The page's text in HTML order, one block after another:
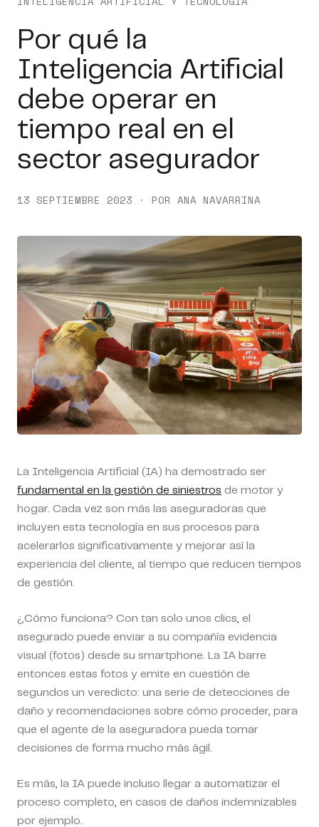
Por qué la
Inteligencia Artificial
debe operar en
tiempo real en el
sector asegurador
13 SEPTIEMBRE 2023 · POR ANA NAVARRINA
La Inteligencia Artificial (IA) ha demostrado ser
fundamental en la gestión de siniestros de motor y
hogar. Cada vez son más las aseguradoras que
incluyen esta tecnología en sus procesos para
acelerarlos significativamente y mejorar así la
experiencia del cliente, al tiempo que reducen tiempos
de gestión.
¿Cómo funciona? Con tan solo unos clics, el
asegurado puede enviar a su compañía evidencia
visual (fotos) desde su smartphone. La IA barre
entonces estas fotos y emite en cuestión de
segundos un veredicto: una serie de detecciones de
daño y recomendaciones sobre cómo proceder, para
que el agente de la aseguradora pueda tomar
decisiones de forma mucho más ágil.
Es más, la IA puede incluso llegar a automatizar el
proceso completo, en casos de daños indemnizables
por ejemplo.